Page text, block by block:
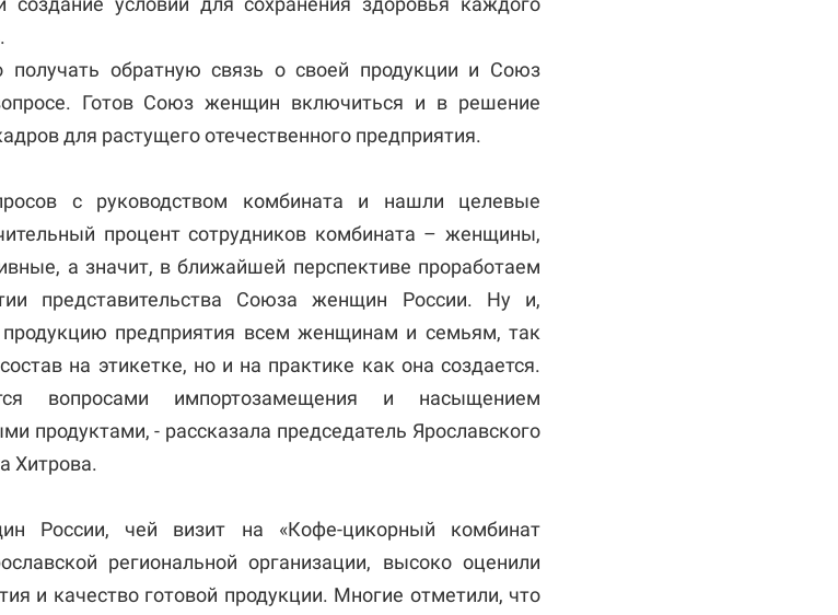
обратную связь о своей продукции и Союз
Готов Союз женщин включиться и в решение
для растущего отечественного предприятия.
с руководством комбината и нашли целевые
процент сотрудников комбината – женщины,
а значит, в ближайшей перспективе проработаем
представительства Союза женщин России. Ну и,
продукцию предприятия всем женщинам и семьям, так
на этикетке, но и на практике как она создается.
вопросами импортозамещения и насыщением
продуктами, - рассказала председатель Ярославского
Хитрова.
России, чей визит на «Кофе-цикорный комбинат
региональной организации, высоко оценили
и качество готовой продукции. Многие отметили, что